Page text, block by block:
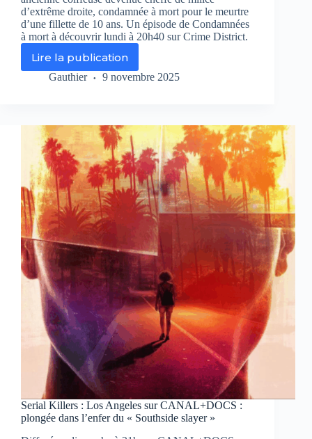
d’extrême droite, condamnée à mort pour le meurtre
d’une fillette de 10 ans. Un épisode de Condamnées
à mort à découvrir lundi à 20h40 sur Crime District.
Lire la publication
Condamnées
à
Forde
–
le
destin
glaçant
d’une
militante
devenue
meurtrière
Gauthier 9 novembre 2025
Serial Killers : Los Angeles sur CANAL+DOCS :
plongée dans l’enfer du « Southside slayer »